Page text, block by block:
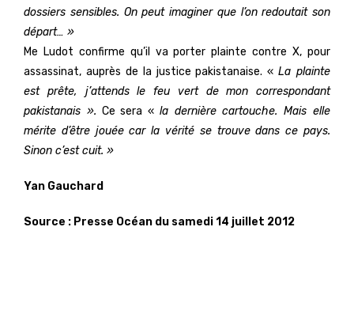
dossiers sensibles. On peut imaginer que l’on redoutait son
départ… »
Me Ludot confirme qu’il va porter plainte contre X, pour
assassinat, auprès de la justice pakistanaise. «La plainte
est prête, j’attends le feu vert de mon correspondant
pakistanais ». Ce sera « la dernière cartouche. Mais elle
mérite d’être jouée car la vérité se trouve dans ce pays.
Sinon c’est cuit. »
Yan Gauchard
Source : Presse Océan du samedi 14 juillet 2012